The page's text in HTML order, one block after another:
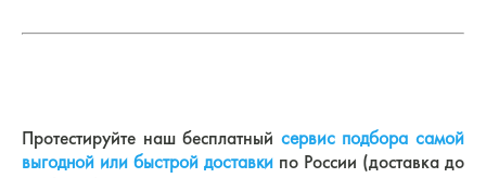
Протестируйте наш бесплатный сервис подбора самой
выгодной или быстрой доставки по России (доставка до